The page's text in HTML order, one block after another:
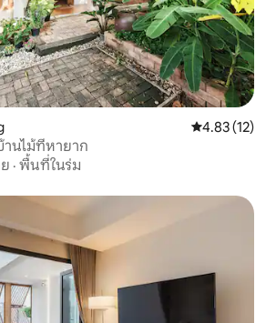
คะแนนเฉลี่ย
4.83 (12)
านไม้ที่หายาก
· พื้นที่ในร่ม